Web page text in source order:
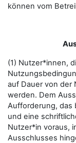
können vom
(1) Nutzer*innen,
auf Dauer von der
werden. Dem
Aufforderung, das
und eine
Nutzer*in voraus,
Ausschlusses